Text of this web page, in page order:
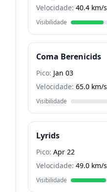
Velocidade: 40.4 km/s
Visibilidade
Coma Berenicids
Pico: Jan 03
Velocidade: 65.0 km/s
Visibilidade
Lyrids
Pico: Apr 22
Velocidade: 49.0 km/s
Visibilidade